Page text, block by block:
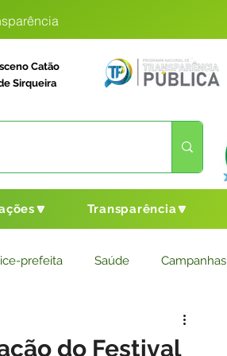
Catão
Sirqueira
Transparência🔽
prefeita Saúde Campanhas
Cultura e Esporte
do Festival